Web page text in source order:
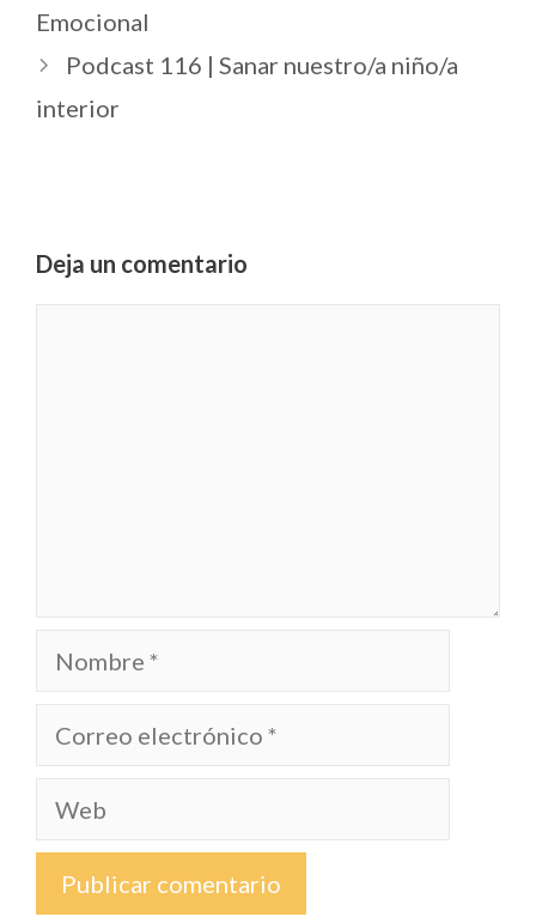
Emocional
Podcast 116 | Sanar nuestro/a niño/a
interior
Deja un comentario